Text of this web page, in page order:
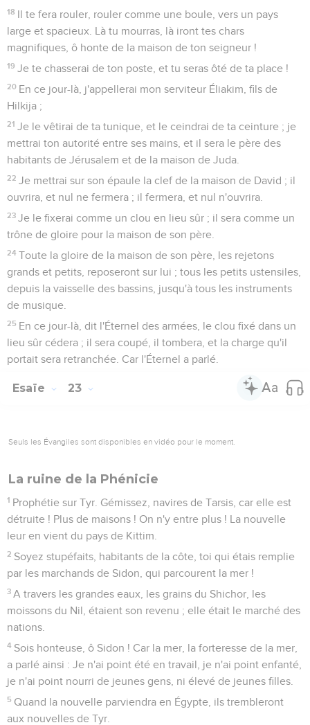
18 Il te fera rouler, rouler comme une boule, vers un pays
large et spacieux. Là tu mourras, là iront tes chars
magnifiques, ô honte de la maison de ton seigneur !
19 Je te chasserai de ton poste, et tu seras ôté de ta place !
20 En ce jour-là, j'appellerai mon serviteur Éliakim, fils de
Hilkija ;
21 Je le vêtirai de ta tunique, et le ceindrai de ta ceinture ; je
mettrai ton autorité entre ses mains, et il sera le père des
habitants de Jérusalem et de la maison de Juda.
22 Je mettrai sur son épaule la clef de la maison de David ; il
ouvrira, et nul ne fermera ; il fermera, et nul n'ouvrira.
23 Je le fixerai comme un clou en lieu sûr ; il sera comme un
trône de gloire pour la maison de son père.
24 Toute la gloire de la maison de son père, les rejetons
grands et petits, reposeront sur lui ; tous les petits ustensiles,
depuis la vaisselle des bassins, jusqu'à tous les instruments
de musique.
25 En ce jour-là, dit l'Éternel des armées, le clou fixé dans un
lieu sûr cédera ; il sera coupé, il tombera, et la charge qu'il
portait sera retranchée. Car l'Éternel a parlé.
Esaïe 23
Seuls les Évangiles sont disponibles en vidéo pour le moment.
La ruine de la Phénicie
1 Prophétie sur Tyr. Gémissez, navires de Tarsis, car elle est
détruite ! Plus de maisons ! On n'y entre plus ! La nouvelle
leur en vient du pays de Kittim.
2 Soyez stupéfaits, habitants de la côte, toi qui étais remplie
par les marchands de Sidon, qui parcourent la mer !
3 A travers les grandes eaux, les grains du Shichor, les
moissons du Nil, étaient son revenu ; elle était le marché des
nations.
4 Sois honteuse, ô Sidon ! Car la mer, la forteresse de la mer,
a parlé ainsi : Je n'ai point été en travail, je n'ai point enfanté,
je n'ai point nourri de jeunes gens, ni élevé de jeunes filles.
5 Quand la nouvelle parviendra en Égypte, ils trembleront
aux nouvelles de Tyr.